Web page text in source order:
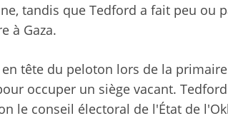
tandis que Tedford a fait peu ou
à Gaza.
tête du peloton lors de la
occuper un siège vacant.
le conseil électoral de l'État de